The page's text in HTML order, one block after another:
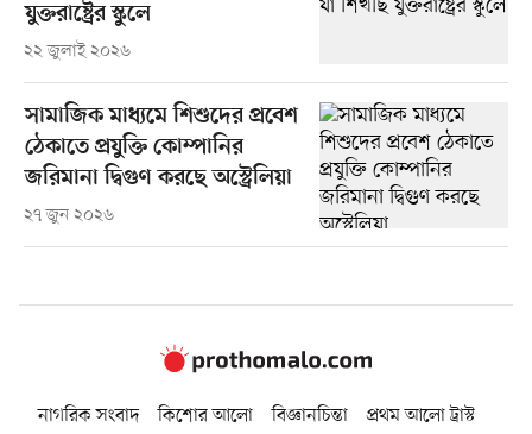
যুক্তরাষ্ট্রের স্কুলে
২২ জুলাই ২০২৬
সামাজিক মাধ্যমে শিশুদের প্রবেশ
ঠেকাতে প্রযুক্তি কোম্পানির
জরিমানা দ্বিগুণ করছে অস্ট্রেলিয়া
২৭ জুন ২০২৬
নাগরিক সংবাদ কিশোর আলো বিজ্ঞানচিন্তা
প্রথম আলো ট্রাস্ট